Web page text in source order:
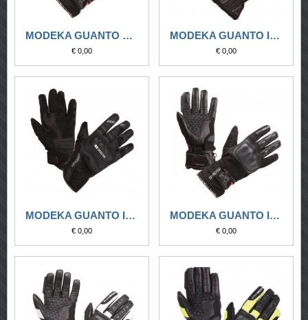
MODEKA GUANTO DONNA TACOMA NERO IMPERMEABILE
€ 0,00
MODEKA GUANTO IMPERMEABILE GOBI DRY NERO
€ 0,00
MODEKA GUANTO IMPERMEABILE SONORA DRY NERO
€ 0,00
MODEKA GUANTO IMPERMEABILE TACOMA NERO
€ 0,00